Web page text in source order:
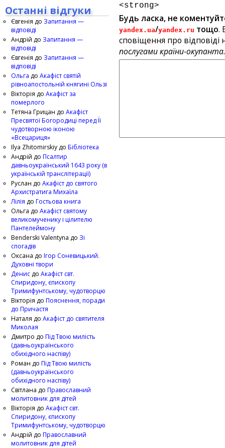
<strong>
Будь ласка, не
yandex.ua/yandex.ru тощо.
сповіщення про відповіді
послугами країни-
Останні відгуки
Євгенія до Запитання —
відповіді
Андрій до Запитання —
відповіді
Євгенія до Запитання —
відповіді
Ольга до Акафіст святій
рівноапостольній княгині Ользі
Вікторія до Акафіст за
померлого
Тетяна Грицан до Акафіст
Пресвятої Богородиці перед Її
чудотворною іконою
«Всецариця»
Ilya Zhitomirskiy до Бібліотека
Андрій до Псалтир
давньоукраїнський 1643 року (в
українській транслітерації)
Руслан до Акафіст до святого
Архистратига Михаїла
Лілія до Гостьова книга
Ольга до Акафіст святому
великомученику і цілителю
Пантелеймону
Benderski Valentyna до Зі
спогадів
Оксана до Ігор Соневицький.
Духовні твори
Денис до Акафіст свт.
Спиридону, єпископу
Тримифунтському, чудотворцю
Вікторія до Пояснення, поради
до Причастя
Наталя до Акафіст до святителя
Миколая
Дмитро до Під Твою милість
(давньоукраїнського
обихідного наспіву)
Роман до Під Твою милість
(давньоукраїнського
обихідного наспіву)
Світлана до Православний
молитовник для дітей
Вікторія до Акафіст свт.
Спиридону, єпископу
Тримифунтському, чудотворцю
Андрій до Православний
молитовник для дітей